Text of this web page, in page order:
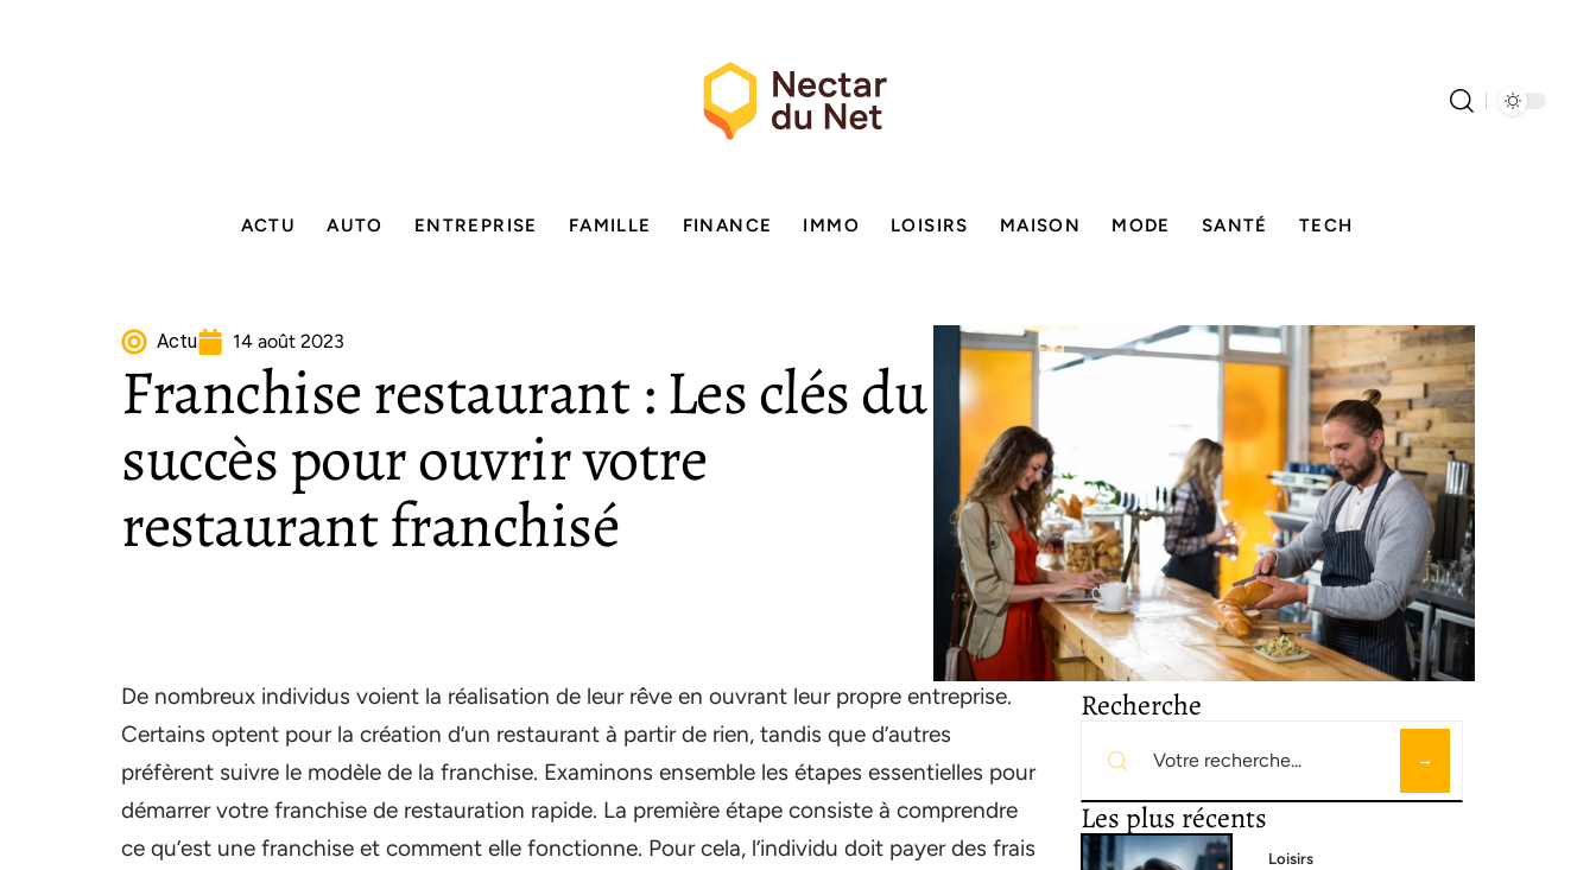
ACTU AUTO ENTREPRISE FAMILLE FINANCE IMMO LOISIRS MAISON MODE SANTÉ TECH
Actu 14 août 2023
Franchise restaurant : Les clés du
succès pour ouvrir votre
restaurant franchisé
De nombreux individus voient la réalisation de leur rêve en ouvrant leur propre entreprise.
Certains optent pour la création d’un restaurant à partir de rien, tandis que d’autres
préfèrent suivre le modèle de la franchise. Examinons ensemble les étapes essentielles pour
démarrer votre franchise de restauration rapide. La première étape consiste à comprendre
ce qu’est une franchise et comment elle fonctionne. Pour cela, l’individu doit payer des frais
Recherche
Les plus récents
Loisirs